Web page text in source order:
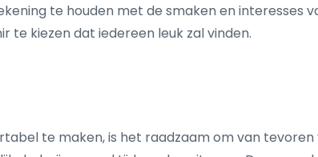
te houden met de smaken en interesses
te kiezen dat iedereen leuk zal vinden.
te maken, is het raadzaam om van